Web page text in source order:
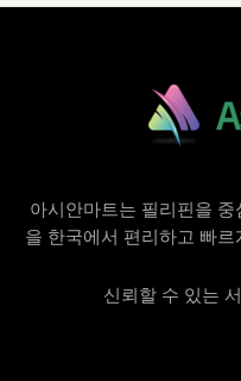
아시안마트는 필리핀을
을 한국에서 편리하고 빠
신뢰할 수 있는